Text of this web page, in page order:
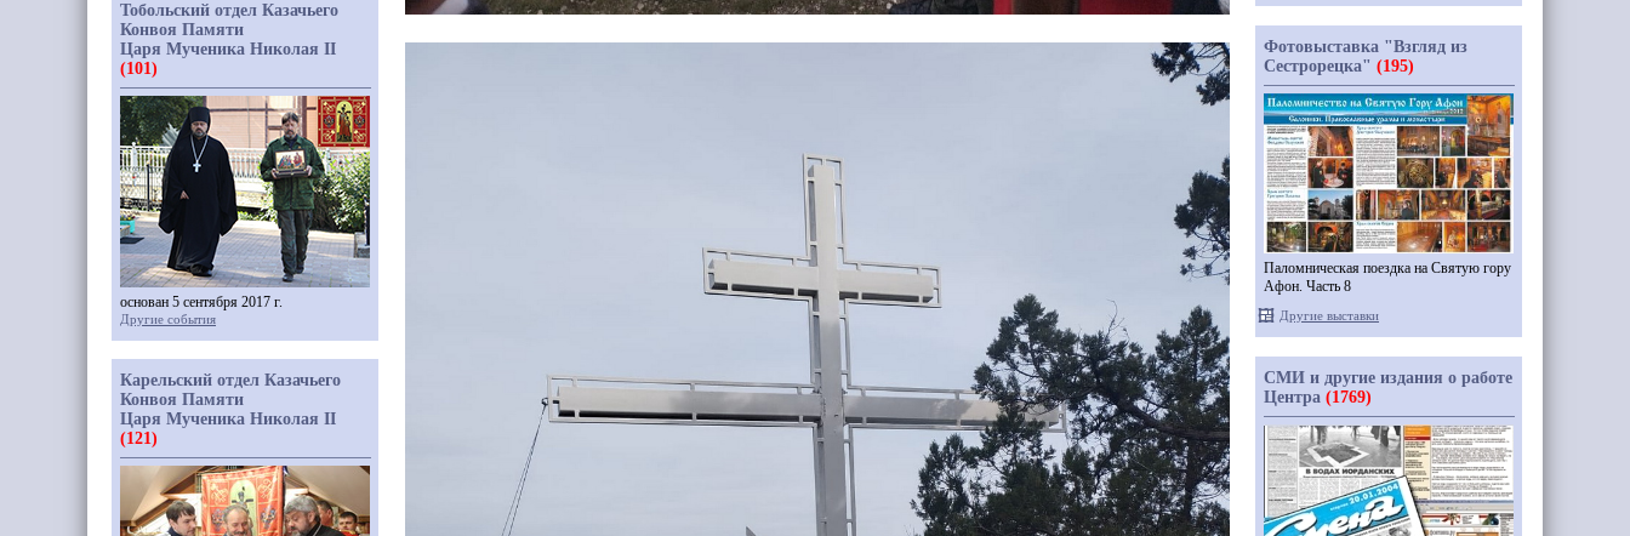
Тобольский отдел Казачьего
Конвоя Памяти
Царя Мученика Николая II
(101)
основан 5 сентября 2017 г.
Другие события
Карельский отдел Казачьего
Конвоя Памяти
Царя Мученика Николая II
(121)
Фотовыставка "Взгляд из
Сестрорецка" (195)
Паломническая поездка на Святую гору
Афон. Часть 8
Другие выставки
СМИ и другие издания о работе
Центра (1769)